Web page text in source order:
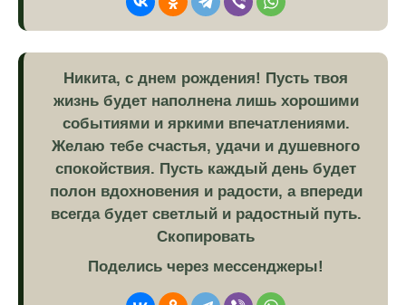
Никита, с днем рождения! Пусть твоя
жизнь будет наполнена лишь хорошими
событиями и яркими впечатлениями.
Желаю тебе счастья, удачи и душевного
спокойствия. Пусть каждый день будет
полон вдохновения и радости, а впереди
всегда будет светлый и радостный путь.
Скопировать
Поделись через мессенджеры!